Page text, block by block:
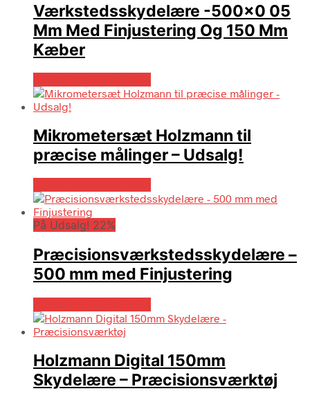
Værkstedsskydelære -500×0 05
Mm Med Finjustering Og 150 Mm
Kæber
Mikrometersæt Holzmann til
præcise målinger – Udsalg!
På Udsalg! 22%
Præcisionsværkstedsskydelære –
500 mm med Finjustering
Holzmann Digital 150mm
Skydelære – Præcisionsværktøj